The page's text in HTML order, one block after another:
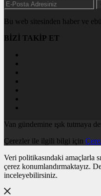
Bu web sitesinden haber ve
BİZİ TAKİP ET
Van gündemine ışık tutmaya
Çerezler ile ilgili bilgi için
Veri politikasındaki amaçlarla
çerez konumlandırmaktayız.
inceleyebilirsiniz.